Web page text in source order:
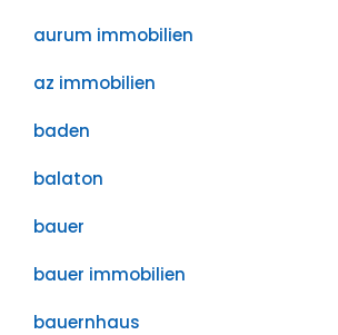
aurum immobilien
az immobilien
baden
balaton
bauer
bauer immobilien
bauernhaus